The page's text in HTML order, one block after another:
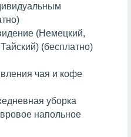
(Немецкий,
(бесплатно)
чая и кофе
уборка
напольное